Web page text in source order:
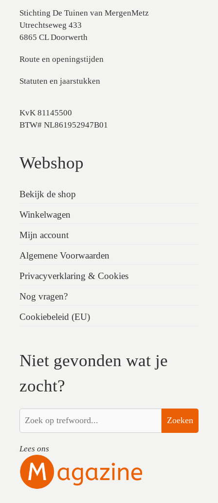
Stichting De Tuinen van MergenMetz
Utrechtseweg 433
6865 CL Doorwerth
Route en openingstijden
Statuten en jaarstukken
KvK 81145500
BTW# NL861952947B01
Webshop
Bekijk de shop
Winkelwagen
Mijn account
Algemene Voorwaarden
Privacyverklaring & Cookies
Nog vragen?
Cookiebeleid (EU)
Niet gevonden wat je
zocht?
Zoeken
Lees ons